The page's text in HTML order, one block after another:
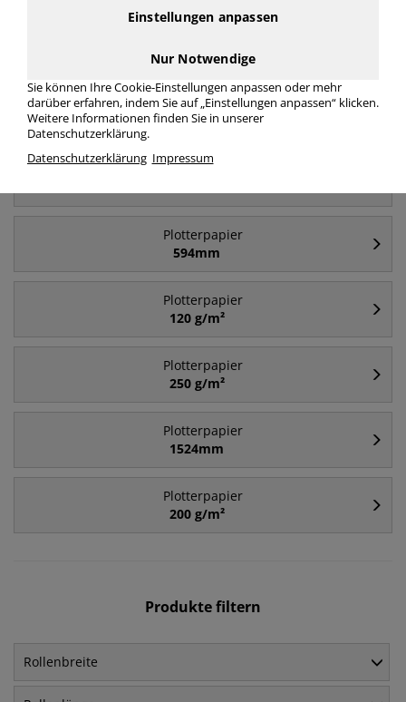
841mm
Plotterpapier
297mm
Plotterpapier
Plotterpapier
594mm
Plotterpapier
120 g/m²
Plotterpapier
250 g/m²
Plotterpapier
1524mm
Plotterpapier
200 g/m²
Produkte filtern
Rollenbreite
Einstellungen anpassen
Nur Notwendige
Sie können Ihre Cookie-Einstellungen anpassen oder mehr
darüber erfahren, indem Sie auf „Einstellungen anpassen“ klicken.
Weitere Informationen finden Sie in unserer
Datenschutzerklärung.
Datenschutzerklärung Impressum